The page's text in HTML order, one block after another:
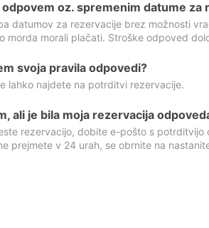
oz. spremenim datume
datumov za rezervacije brez možnosti
morda morali plačati. Stroške odpoved
svoja pravila odpovedi?
lahko najdete na potrditvi rezervacije.
ali je bila moja rezervacija
rezervacijo, dobite e-pošto s
prejmete v 24 urah, se obrnite na